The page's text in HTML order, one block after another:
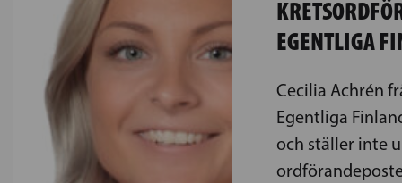
EGENTLIGA
Cecilia Achrén
Egentliga
och ställer inte